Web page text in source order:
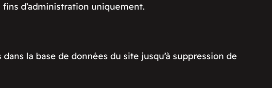
d’administration uniquement.
la base de données du site jusqu’à suppression de